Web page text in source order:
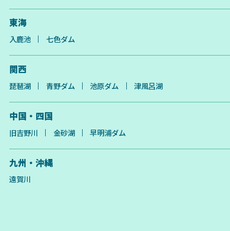
東海
入鹿池 七色ダム
関西
琵琶湖 青野ダム 池原ダム 津風呂湖
中国・四国
旧吉野川 金砂湖 早明浦ダム
九州・沖縄
遠賀川